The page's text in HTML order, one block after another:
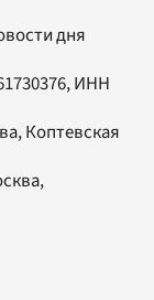
дня
ИНН
Коптевская
,